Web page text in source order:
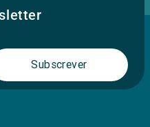
Subscrever